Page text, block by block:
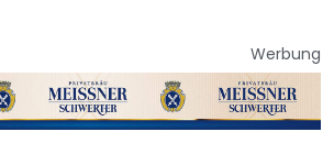
Werbung